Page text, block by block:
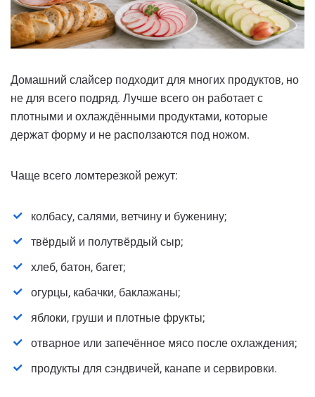
Домашний слайсер подходит для многих продуктов, но
не для всего подряд. Лучше всего он работает с
плотными и охлаждёнными продуктами, которые
держат форму и не расползаются под ножом.
Чаще всего ломтерезкой режут:
колбасу, салями, ветчину и буженину;
твёрдый и полутвёрдый сыр;
хлеб, батон, багет;
огурцы, кабачки, баклажаны;
яблоки, груши и плотные фрукты;
отварное или запечённое мясо после охлаждения;
продукты для сэндвичей, канапе и сервировки.